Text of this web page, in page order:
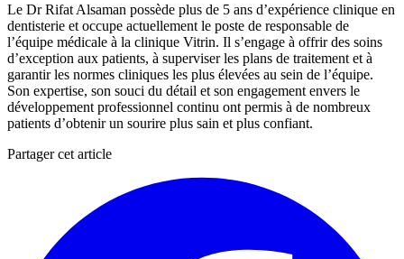
Le Dr Rifat Alsaman possède plus de 5 ans d’expérience clinique en
dentisterie et occupe actuellement le poste de responsable de
l’équipe médicale à la clinique Vitrin. Il s’engage à offrir des soins
d’exception aux patients, à superviser les plans de traitement et à
garantir les normes cliniques les plus élevées au sein de l’équipe.
Son expertise, son souci du détail et son engagement envers le
développement professionnel continu ont permis à de nombreux
patients d’obtenir un sourire plus sain et plus confiant.
Partager cet article